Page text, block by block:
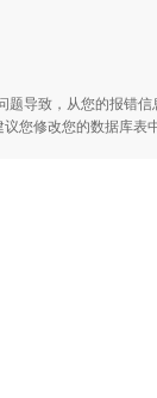
导致，从您的报错
您修改您的数据库